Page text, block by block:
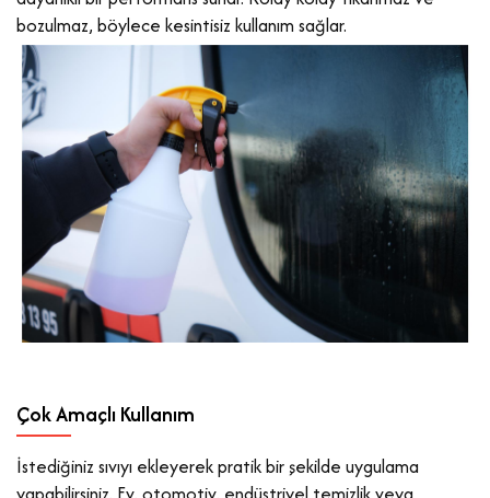
bozulmaz, böylece kesintisiz kullanım sağlar.
Çok Amaçlı Kullanım
İstediğiniz sıvıyı ekleyerek pratik bir şekilde uygulama